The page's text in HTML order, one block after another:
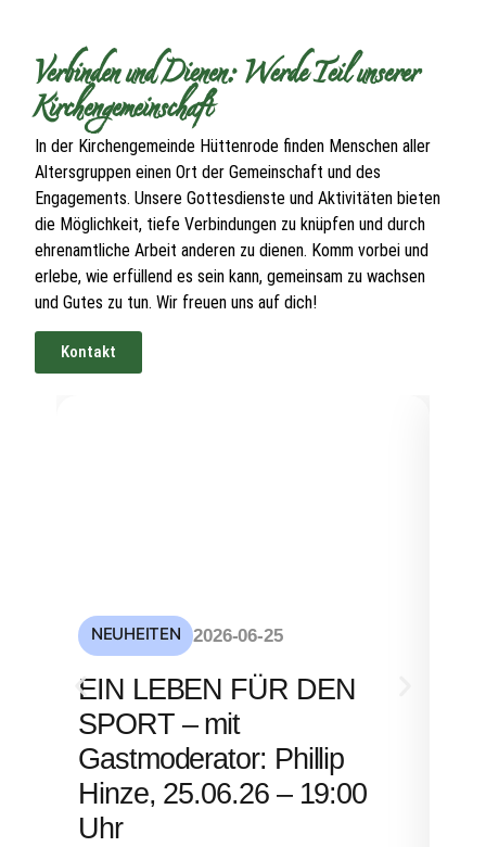
Verbinden und Dienen: Werde Teil unserer
Kirchengemeinschaft
In der Kirchengemeinde Hüttenrode finden Menschen aller
Altersgruppen einen Ort der Gemeinschaft und des
Engagements. Unsere Gottesdienste und Aktivitäten bieten
die Möglichkeit, tiefe Verbindungen zu knüpfen und durch
ehrenamtliche Arbeit anderen zu dienen. Komm vorbei und
erlebe, wie erfüllend es sein kann, gemeinsam zu wachsen
und Gutes zu tun. Wir freuen uns auf dich!
Kontakt
NEUHEITEN 2026-06-25
EIN LEBEN FÜR DEN
SPORT – mit
Gastmoderator: Phillip
Hinze, 25.06.26 – 19:00
Uhr